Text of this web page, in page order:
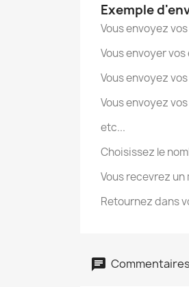
Exemple
Vous envoyez
Vous envoyer
Vous envoyez
Vous envoyez
etc...
Choisissez le
Vous recevrez
Retournez dans